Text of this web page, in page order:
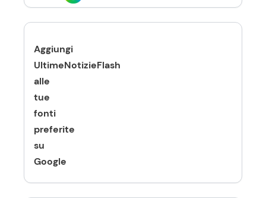
Aggiungi
UltimeNotizieFlash
alle
tue
fonti
preferite
su
Google